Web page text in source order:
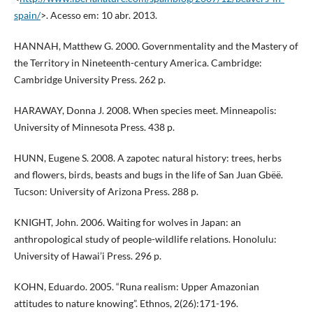
spain/>. Acesso em: 10 abr. 2013.
HANNAH, Matthew G. 2000. Governmentality and the Mastery of
the Territory in Nineteenth-century America. Cambridge:
Cambridge University Press. 262 p.
HARAWAY, Donna J. 2008. When species meet. Minneapolis:
University of Minnesota Press. 438 p.
HUNN, Eugene S. 2008. A zapotec natural history: trees, herbs
and flowers, birds, beasts and bugs in the life of San Juan Gbëë.
Tucson: University of Arizona Press. 288 p.
KNIGHT, John. 2006. Waiting for wolves in Japan: an
anthropological study of people-wildlife relations. Honolulu:
University of Hawai’i Press. 296 p.
KOHN, Eduardo. 2005. “Runa realism: Upper Amazonian
attitudes to nature knowing”. Ethnos, 2(26):171-196.